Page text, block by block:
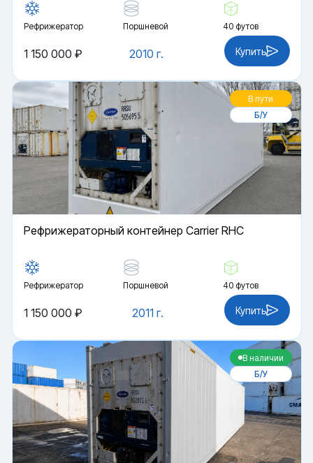
Рефрижератор Поршневой 40 футов
2010 г.
1 150 000 ₽ Купить
В пути
Б/У
Рефрижераторный контейнер Carrier RHC
Рефрижератор Поршневой 40 футов
2011 г.
1 150 000 ₽ Купить
В наличии
Б/У